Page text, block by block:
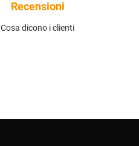
Recensioni
Cosa dicono i clienti